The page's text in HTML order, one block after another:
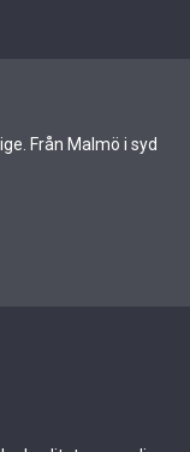
Från Malmö i syd